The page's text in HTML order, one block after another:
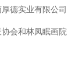
德实业有限公司
会和林凤眠画院​